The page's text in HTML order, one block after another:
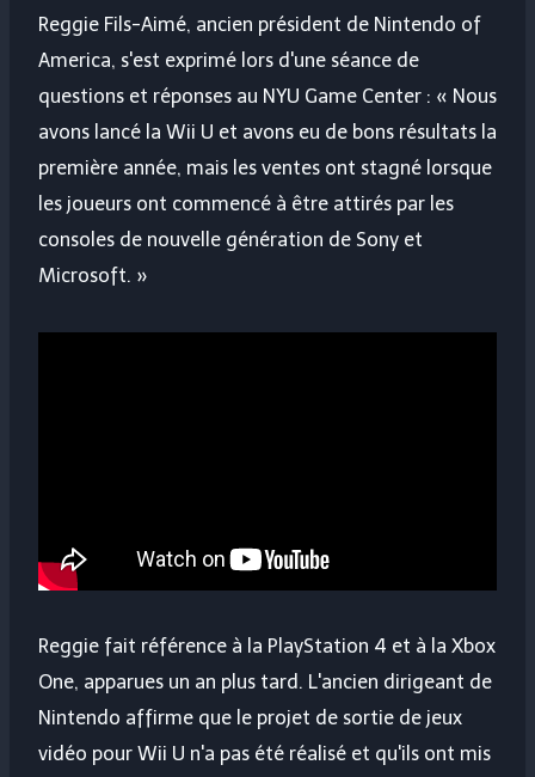
Reggie Fils-Aimé, ancien président de Nintendo of
America, s'est exprimé lors d'une séance de
questions et réponses au NYU Game Center : « Nous
avons lancé la Wii U et avons eu de bons résultats la
première année, mais les ventes ont stagné lorsque
les joueurs ont commencé à être attirés par les
consoles de nouvelle génération de Sony et
Microsoft. »
Reggie fait référence à la PlayStation 4 et à la Xbox
One, apparues un an plus tard. L'ancien dirigeant de
Nintendo affirme que le projet de sortie de jeux
vidéo pour Wii U n'a pas été réalisé et qu'ils ont mis